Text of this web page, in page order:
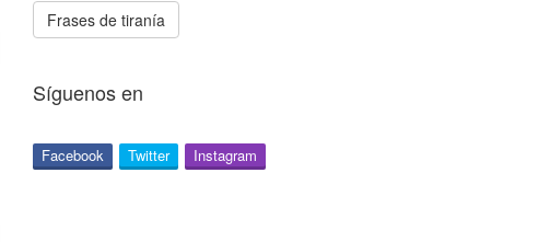
Frases de tiranía
Síguenos en
Facebook Twitter Instagram